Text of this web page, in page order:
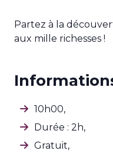
Partez à la
aux mille richesses !
10h00,
Durée : 2h,
Gratuit,